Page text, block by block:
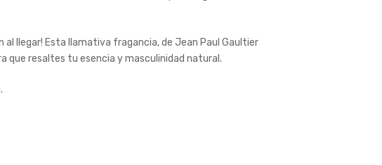
al llegar! Esta llamativa fragancia, de Jean Paul Gaultier
que resaltes tu esencia y masculinidad natural.